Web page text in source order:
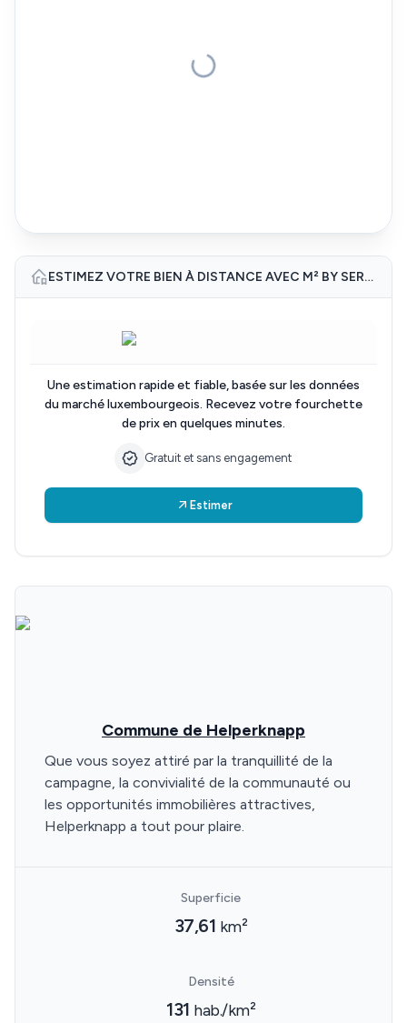
ESTIMEZ VOTRE BIEN À DISTANCE AVEC M² BY SERGE VEYDER
Une estimation rapide et fiable, basée sur les données
du marché luxembourgeois. Recevez votre fourchette
de prix en quelques minutes.
Gratuit et sans engagement
Estimer
Commune de Helperknapp
Que vous soyez attiré par la tranquillité de la
campagne, la convivialité de la communauté ou
les opportunités immobilières attractives,
Helperknapp a tout pour plaire.
Superficie
37,61 km²
Densité
131 hab./km²